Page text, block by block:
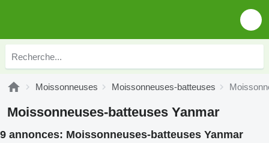
Moissonneuses Moissonneuses-batteuses
Moissonneuses-batteuses Yanmar
9 annonces: Moissonneuses-batteuses Yanmar